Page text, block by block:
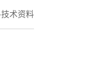
术资料